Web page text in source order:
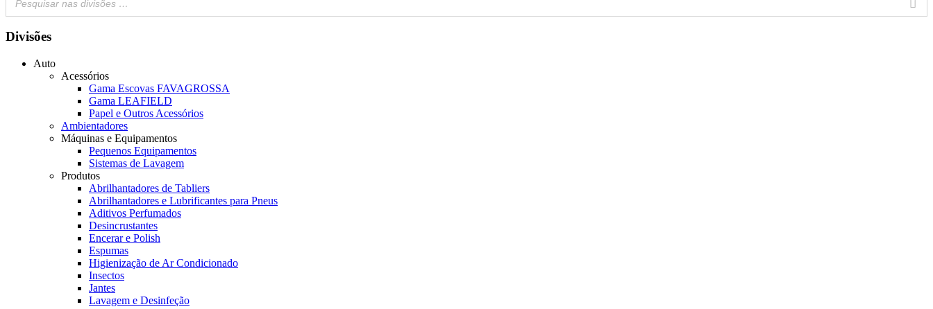
Divisões
Auto
Acessórios
Gama Escovas FAVAGROSSA
Gama LEAFIELD
Papel e Outros Acessórios
Ambientadores
Máquinas e Equipamentos
Pequenos Equipamentos
Sistemas de Lavagem
Produtos
Abrilhantadores de Tabliers
Abrilhantadores e Lubrificantes para Pneus
Aditivos Perfumados
Desincrustantes
Encerar e Polish
Espumas
Higienização de Ar Condicionado
Insectos
Jantes
Lavagem e Desinfeção